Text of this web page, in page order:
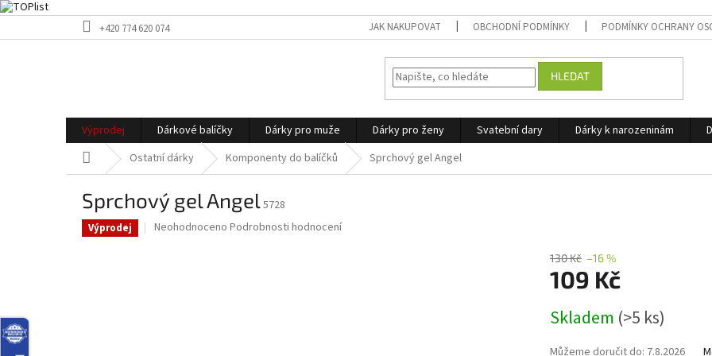
na
+420 774 620 074 JAK NAKUPOVAT OBCHODNÍ PODMÍNKY PODMÍNKY OCHRANY
HLEDAT
Výprodej Dárkové balíčky Dárky pro muže Dárky pro ženy Svatební dary Dárky k narozeninám
Domů Ostatní dárky Komponenty do balíčků Sprchový gel Angel
Sprchový gel Angel 5728
Výprodej
Průměrné
Neohodnoceno Podrobnosti hodnocení
130 Kč –16 %
109 Kč
cena:
Skladem (>5 ks)
Můžeme doručit do: 7.8.2026